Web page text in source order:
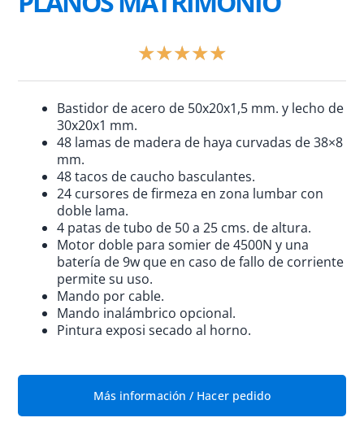
★★★★★
5
de
5
Bastidor de acero de 50x20x1,5 mm. y lecho de
30x20x1 mm.
48 lamas de madera de haya curvadas de 38×8
mm.
48 tacos de caucho basculantes.
24 cursores de firmeza en zona lumbar con
doble lama.
4 patas de tubo de 50 a 25 cms. de altura.
Motor doble para somier de 4500N y una
batería de 9w que en caso de fallo de corriente
permite su uso.
Mando por cable.
Mando inalámbrico opcional.
Pintura exposi secado al horno.
Más información / Hacer pedido